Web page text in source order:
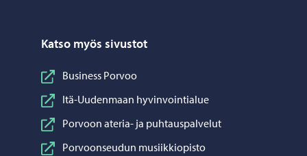
Katso myös sivustot
Business Porvoo
Itä-Uudenmaan hyvinvointialue
Porvoon ateria- ja puhtauspalvelut
Porvoonseudun musiikkiopisto